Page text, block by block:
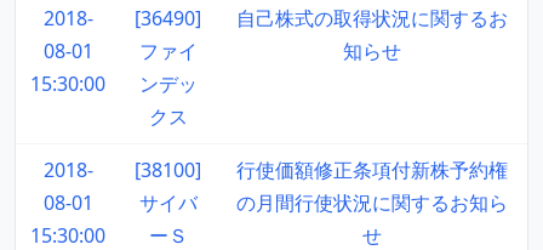
2018-
08-01
15:30:00
[36490]
ファイ
ンデッ
クス
自己株式の取得状況に関するお
知らせ
2018-
08-01
15:30:00
[38100]
サイバ
ーＳ
行使価額修正条項付新株予約権
の月間行使状況に関するお知ら
せ